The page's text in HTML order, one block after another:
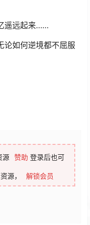
遥远起来……
论如何逆境都不屈服
源 赞助 登录后也可
源，
解锁会员